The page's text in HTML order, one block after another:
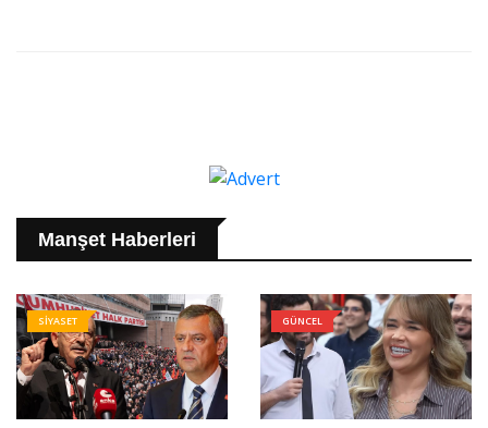
Manşet Haberleri
SİYASET GÜNCEL